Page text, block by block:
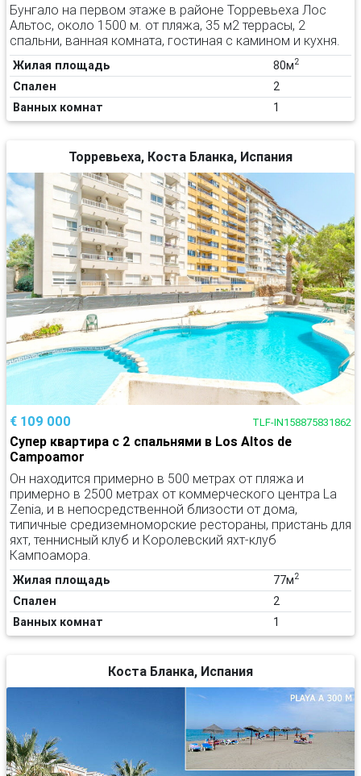
Бунгало на первом этаже в районе Торревьеха Лос
Альтос, около 1500 м. от пляжа, 35 м2 террасы, 2
спальни, ванная комната, гостиная с камином и кухня.
Жилая площадь 80м2
Спален
2
Ванных комнат
1
Торревьеха, Коста Бланка, Испания
€ 109 000 TLF-IN158875831862
Супер квартира с 2 спальнями в Los Altos de
Campoamor
Он находится примерно в 500 метрах от пляжа и
примерно в 2500 метрах от коммерческого центра La
Zenia, и в непосредственной близости от дома,
типичные средиземноморские рестораны, пристань для
яхт, теннисный клуб и Королевский яхт-клуб
Кампоамора.
Жилая площадь 77м2
Спален
2
Ванных комнат
1
Коста Бланка, Испания